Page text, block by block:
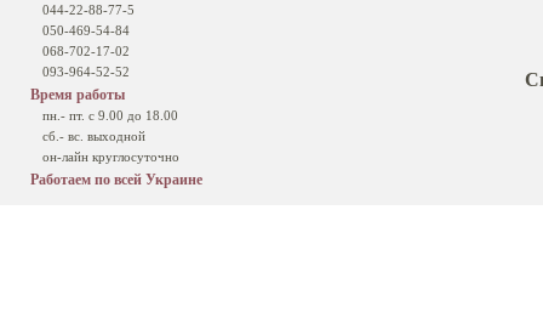
044-22-88-77-5
050-469-54-84
068-702-17-02
093-964-52-52
Время работы
пн.- пт. с 9.00 до 18.00
сб.- вс. выходной
он-лайн круглосуточно
Работаем по всей Украине